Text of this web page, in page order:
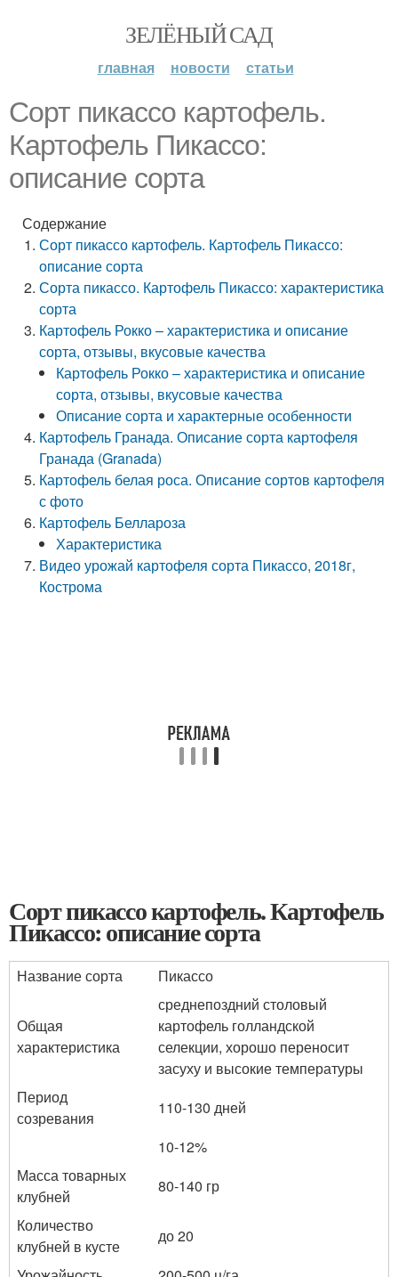
ЗЕЛЁНЫЙ САД
главная новости статьи
Сорт пикассо картофель.
Картофель Пикассо:
описание сорта
Содержание
Сорт пикассо картофель. Картофель Пикассо:
описание сорта
Сорта пикассо. Картофель Пикассо: характеристика
сорта
Картофель Рокко – характеристика и описание
сорта, отзывы, вкусовые качества
Картофель Рокко – характеристика и описание
сорта, отзывы, вкусовые качества
Описание сорта и характерные особенности
Картофель Гранада. Описание сорта картофеля
Гранада (Granada)
Картофель белая роса. Описание сортов картофеля
с фото
Картофель Беллароза
Характеристика
Видео урожай картофеля сорта Пикассо, 2018г,
Кострома
Сорт пикассо картофель. Картофель
Пикассо: описание сорта
Название сорта Пикассо
Общая
характеристика
среднепоздний столовый
картофель голландской
селекции, хорошо переносит
засуху и высокие температуры
Период
созревания
110-130 дней
10-12%
Масса товарных
клубней
80-140 гр
Количество
клубней в кусте
до 20